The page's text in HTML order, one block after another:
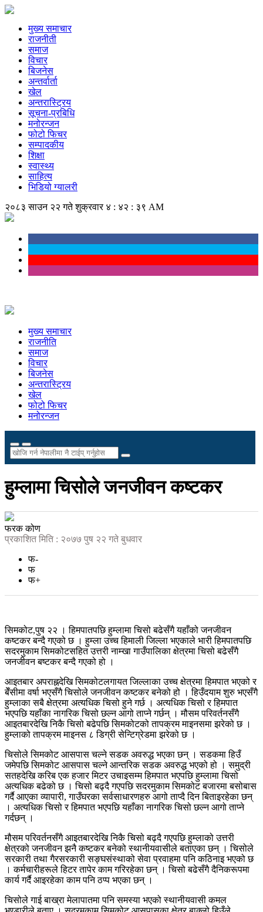
मुख्य समाचार
राजनीती
समाज
विचार
बिजनेस
अन्तर्वार्ता
खेल
अन्तरास्ट्रिय
सूचना-प्रबिधि
मनोरन्जन
फोटो फिचर
सम्पादकीय
शिक्षा
स्वास्थ्य
साहित्य
भिडियो ग्यालरी
२०८३ साउन २२ गते शुक्रवार ४ : ४२ : ३९ AM
मुख्य समाचार
राजनीति
समाज
विचार
बिजनेस
अन्तरास्ट्रिय
खेल
फोटो फिचर
मनोरन्जन
हुम्लामा चिसोले जनजीवन कष्टकर
फरक कोण
प्रकाशित मिति : २०७७ पुष २२ गते बुधवार
फ-
फ
फ+
सिमकोट,पुष २२ । हिमपातपछि हुम्लामा चिसो बढेसँगै यहाँको जनजीवन
कष्टकर बन्दै गएको छ । हुम्ला उच्च हिमाली जिल्ला भएकाले भारी हिमपातपछि
सदरमुकाम सिमकोटसहित उत्तरी नाम्खा गाउँपालिका क्षेत्रमा चिसो बढेसँगै
जनजीवन बष्टकर बन्दै गएको हो ।
आइतबार अपराह्नदेखि सिमकोटलगायत जिल्लाका उच्च क्षेत्रमा हिमपात भएको र
बेँसीमा वर्षा भएसँगै चिसोले जनजीवन कष्टकर बनेको हो । हिउँदयाम शुरु भएसँगै
हुम्लाका सबै क्षेत्रमा अत्यधिक चिसो हुने गर्छ । अत्यधिक चिसो र हिमपात
भएपछि यहाँका नागरिक चिसो छल्न आगो ताप्ने गर्छन् । मौसम परिवर्तनसँगै
आइतबारदेखि निकै चिसो बढेपछि सिमकोटको तापक्रम माइनसमा झरेको छ ।
हुम्लाको तापक्रम माइनस ८ डिग्री सेन्टिग्रेडमा झरेको छ ।
चिसोले सिमकोट आसपास चल्ने सडक अवरुद्ध भएका छन् । सडकमा हिउँ
जमेपछि सिमकोट आसपास चल्ने आन्तरिक सडक अवरुद्ध भएको हो । समुद्री
सतहदेखि करिब एक हजार मिटर उचाइसम्म हिमपात भएपछि हुम्लामा चिसो
अत्यधिक बढेको छ । चिसो बढ्दै गएपछि सदरमुकाम सिमकोट बजारमा बसोबास
गर्दै आएका व्यापारी, गाउँघरका सर्वसाधारणहरु आगो ताप्दै दिन बिताइरहेका छन्
। अत्यधिक चिसो र हिमपात भएपछि यहाँका नागरिक चिसो छल्न आगो ताप्ने
गर्दछन् ।
मौसम परिवर्तनसँगै आइतबारदेखि निकै चिसो बढ्दै गएपछि हुम्लाको उत्तरी
क्षेत्रको जनजीवन झनै कष्टकर बनेको स्थानीयवासीले बताएका छन् । चिसोले
सरकारी तथा गैरसरकारी सङ्घसंस्थाको सेवा प्रवाहमा पनि कठिनाइ भएको छ
। कर्मचारीहरूले हिटर तापेर काम गरिरहेका छन् । चिसो बढेसँगै दैनिकरूपमा
कार्य गर्दै आइरहेका काम पनि ठप्प भएका छन् ।
चिसोले गाई बाख्रा मेलापातमा पनि समस्या भएको स्थानीयवासी कमल